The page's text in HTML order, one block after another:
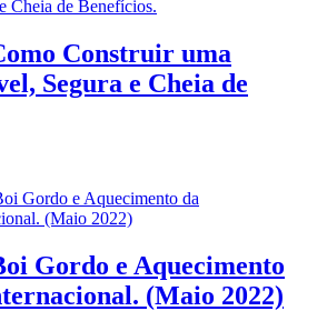
Construir uma
Segura e Cheia de
Gordo e Aquecimento
(Maio 2022)